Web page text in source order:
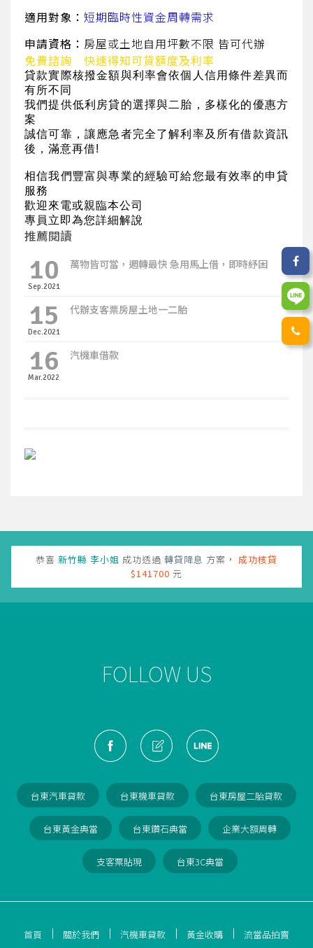
適用對象： 短期臨時性資金周轉需求
申請資格： 房屋或土地自用坪數不限 皆可代辦
免費諮詢 快速得知可貸額度及利率
貸款實際核撥金額與利率會依個人信用條件差異而
有所不同
我們提供低利房貸的選擇與二胎，多樣化的優惠方
案
誠信可靠，讓應急者完全了解利率及所有借款資訊
後，滿意再借!
相信我們豐富與專業的經驗可給您最有效率的申貸
服務
歡迎來電或親臨本公司
專員立即為您詳細解說
推薦閱讀
10
Sep.2021
萬物皆可當，週轉最快 急用馬上借，即時紓困
15
Dec.2021
代辦支客票房屋土地一二胎
16
Mar.2022
汽機車借款
恭喜高雄市 楊先生成功透過黃金質借方案，成功核貸
$26400元
恭喜 新竹縣 李小姐 成功透過 轉貸降息 方案， 成功核貸
$141700 元
恭喜苗栗縣 陳先生成功透過汽機車貸款方案，成功核貸
$10300元
楊先生成功透過黃金質借方案，
$26400 元
陳先生成功透過汽機車貸款方案，
$10300 元
李先生 成功透過3C產品典當 方案，
恭喜雲林縣 黃先生 成功透過不動產抵押借款方案，成功核貸
$720700元
FOLLOW US
台東汽車貸款 台東機車貸款 台東房屋二胎貸款
台東黃金典當 台東鑽石典當 企業大額周轉
支客票貼現 台東3C典當
首頁 關於我們 汽機車貸款 黃金收購 流當品拍賣